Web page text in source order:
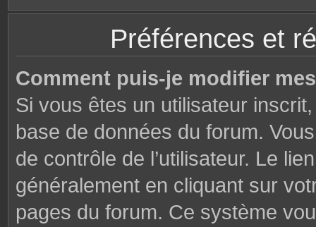
Préférences et
Comment puis-je modifier
Si vous êtes un utilisateur
base de données du forum.
de contrôle de l’utilisateur. Le
généralement en cliquant sur
pages du forum. Ce système